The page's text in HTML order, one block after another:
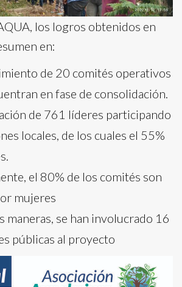
los logros obtenidos en
en:
de 20 comités operativos
en fase de consolidación.
de 761 líderes participando
locales, de los cuales el 55%
el 80% de los comités son
mujeres
maneras, se han involucrado 16
públicas al proyecto